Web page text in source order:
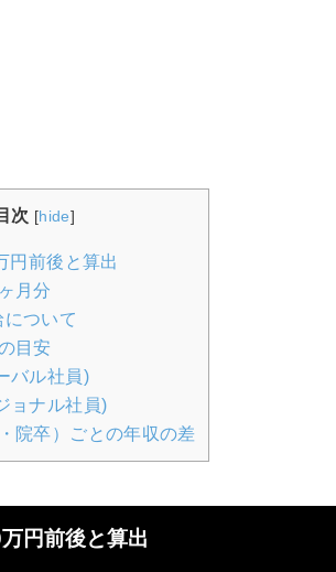
次 [hide]
円前後と算出
月分
ついて
目安
バル社員)
ョナル社員)
院卒）ごとの年収の差
円前後と算出